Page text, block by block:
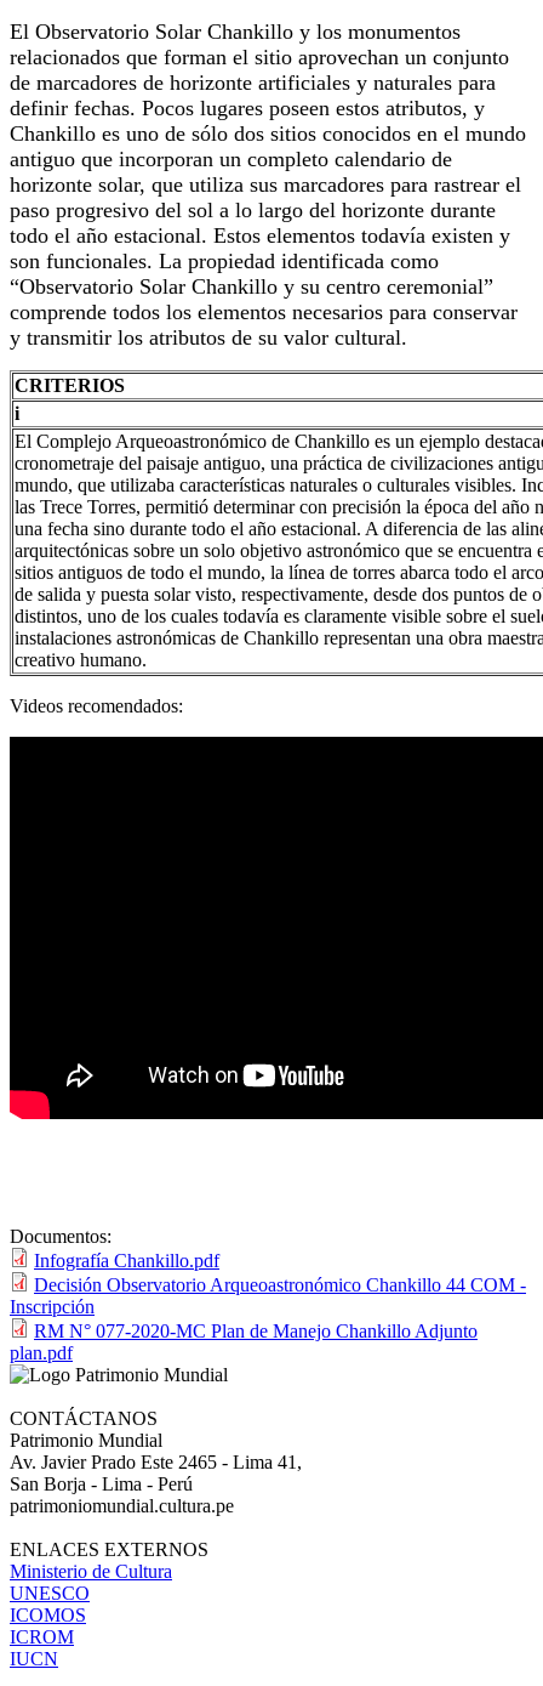
El Observatorio Solar Chankillo y los monumentos
relacionados que forman el sitio aprovechan un conjunto
de marcadores de horizonte artificiales y naturales para
definir fechas. Pocos lugares poseen estos atributos, y
Chankillo es uno de sólo dos sitios conocidos en el mundo
antiguo que incorporan un completo calendario de
horizonte solar, que utiliza sus marcadores para rastrear el
paso progresivo del sol a lo largo del horizonte durante
todo el año estacional. Estos elementos todavía existen y
son funcionales. La propiedad identificada como
“Observatorio Solar Chankillo y su centro ceremonial”
comprende todos los elementos necesarios para conservar
y transmitir los atributos de su valor cultural.
CRITERIOS
i
El Complejo Arqueoastronómico de Chankillo es un ejemplo
cronometraje del paisaje antiguo, una práctica de civilizaciones
mundo, que utilizaba características naturales o culturales visibles.
las Trece Torres, permitió determinar con precisión la época del año
una fecha sino durante todo el año estacional. A diferencia de las
arquitectónicas sobre un solo objetivo astronómico que se encuentra
sitios antiguos de todo el mundo, la línea de torres abarca todo el
de salida y puesta solar visto, respectivamente, desde dos puntos de
distintos, uno de los cuales todavía es claramente visible sobre el
instalaciones astronómicas de Chankillo representan una obra
creativo humano.
Videos recomendados:
Documentos:
Infografía Chankillo.pdf
Decisión Observatorio Arqueoastronómico Chankillo 44 COM -
Inscripción
RM N° 077-2020-MC Plan de Manejo Chankillo Adjunto
plan.pdf
CONTÁCTANOS
Patrimonio Mundial
Av. Javier Prado Este 2465 - Lima 41,
San Borja - Lima - Perú
patrimoniomundial.cultura.pe
ENLACES EXTERNOS
Ministerio de Cultura
UNESCO
ICOMOS
ICROM
IUCN